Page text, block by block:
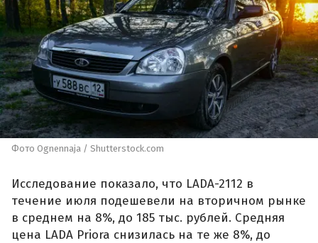
Фото Ognennaja / Shutterstock.com
Исследование показало, что LADA-2112 в
течение июля подешевели на вторичном рынке
в среднем на 8%, до 185 тыс. рублей. Средняя
цена LADA Priora снизилась на те же 8%, до